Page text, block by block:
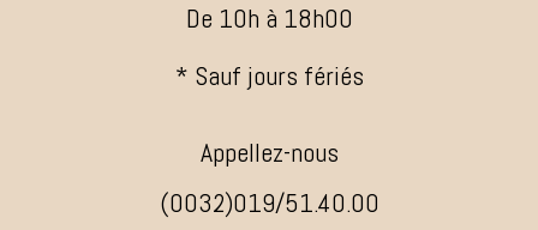
De 10h à 18h00
* Sauf jours fériés
Appellez-nous
(0032)019/51.40.00